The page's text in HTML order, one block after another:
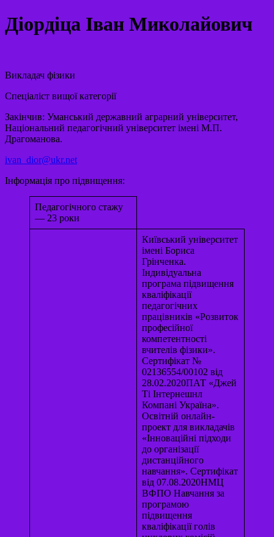
Діордіца Іван Миколайович
Викладач фізики
Спеціаліст вищої категорії
Закінчив: Уманський державний аграрний університет,
Національний педагогічний університет імені М.П.
Драгоманова.
ivan_dior@ukr.net
Інформація про підвищення:
Педагогічного стажу
— 23 роки
Київський університет
імені Бориса
Грінченка.
Індивідуальна
програма підвищення
кваліфікації
педагогічних
працівників «Розвиток
професійної
компетентності
вчителів фізики».
Сертифікат №
02136554/00102 від
28.02.2020ПАТ «Джей
Ті Інтернешнл
Компані Україна».
Освітній онлайн-
проект для викладачів
«Інноваційні підходи
до організації
дистанційного
навчання». Сертифікат
від 07.08.2020НМЦ
ВФПО Навчання за
програмою
підвищення
кваліфікації голів